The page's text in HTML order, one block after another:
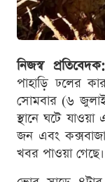
নিজস্ব প্রতিবেদক:
পাহাড়ি ঢলের
সোমবার (৬
স্থানে ঘটে
জন এবং
খবর পাওয়া